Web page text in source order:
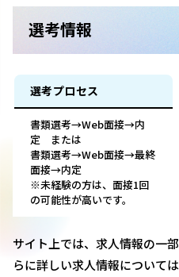
選考情報
選考プロセス
書類選考→Web面接→内
定 または
書類選考→Web面接→最終
面接→内定
※未経験の方は、面接1回
の可能性が高いです。
サイト上では、求人情報の一
らに詳しい求人情報について